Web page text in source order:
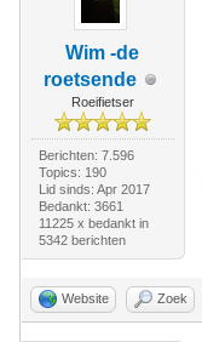
Wim -de
roetsende
Roeifietser
Berichten: 7.596
Topics: 190
Lid sinds: Apr 2017
Bedankt: 3661
11225 x bedankt in
5342 berichten
Website Zoek